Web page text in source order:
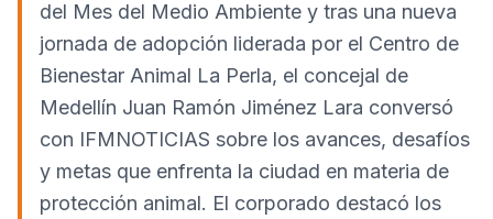
del Mes del Medio Ambiente y tras una nueva
jornada de adopción liderada por el Centro de
Bienestar Animal La Perla, el concejal de
Medellín Juan Ramón Jiménez Lara conversó
con IFMNOTICIAS sobre los avances, desafíos
y metas que enfrenta la ciudad en materia de
protección animal. El corporado destacó los